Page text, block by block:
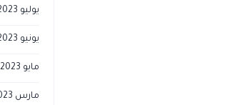
يوليو 2023
يونيو 2023
مايو 2023
مارس 2023